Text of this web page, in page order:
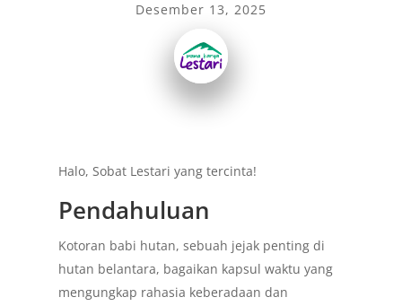
Desember 13, 2025
Halo, Sobat Lestari yang tercinta!
Pendahuluan
Kotoran babi hutan, sebuah jejak penting di
hutan belantara, bagaikan kapsul waktu yang
mengungkap rahasia keberadaan dan